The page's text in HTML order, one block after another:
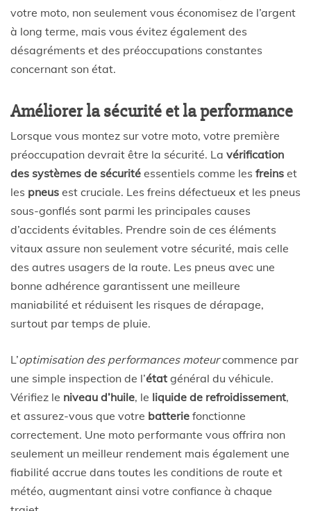
votre moto, non seulement vous économisez de l’argent
à long terme, mais vous évitez également des
désagréments et des préoccupations constantes
concernant son état.
Améliorer la sécurité et la performance
Lorsque vous montez sur votre moto, votre première
préoccupation devrait être la sécurité. La vérification
des systèmes de sécurité essentiels comme les freins et
les pneus est cruciale. Les freins défectueux et les pneus
sous-gonflés sont parmi les principales causes
d’accidents évitables. Prendre soin de ces éléments
vitaux assure non seulement votre sécurité, mais celle
des autres usagers de la route. Les pneus avec une
bonne adhérence garantissent une meilleure
maniabilité et réduisent les risques de dérapage,
surtout par temps de pluie.
L’optimisation des performances moteurcommence par
une simple inspection de l’état général du véhicule.
Vérifiez le niveau d’huile, le liquide de refroidissement,
et assurez-vous que votre batterie fonctionne
correctement. Une moto performante vous offrira non
seulement un meilleur rendement mais également une
fiabilité accrue dans toutes les conditions de route et
météo, augmentant ainsi votre confiance à chaque